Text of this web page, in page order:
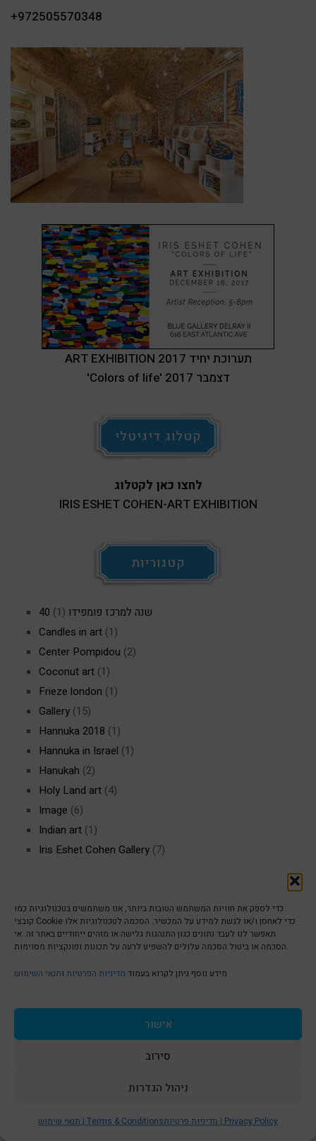
כדי לספק את חוויות המשתמש הטובות ביותר, אנו משתמשים בטכנולוגיות כמו
קובצי Cookie כדי לאחסן ו/או לגשת למידע על המכשיר. הסכמה לטכנולוגיות אלו
תאפשר לנו לעבד נתונים כגון התנהגות גלישה או מזהים ייחודיים באתר זה. אי
הסכמה או ביטול הסכמה עלולים להשפיע לרעה על תכונות ופונקציות מסוימות.
מידע נוסף ניתן לקרוא בעמוד מדיניות הפרטיות ותנאי השימוש
אישור
סירוב
ניהול הגדרות
תנאי שימוש | Terms & Conditions מדיניות פרטיות | Privacy Policy
+972505570348
ART EXHIBITION 2017 תערוכת יחיד
'Colors of life' דצמבר 2017
קטלוג דיגיטלי
לחצו כאן לקטלוג
IRIS ESHET COHEN-ART EXHIBITION
קטגוריות
40 שנה למרכז פומפידו (1)
Candles in art (1)
Center Pompidou (2)
Coconut art (1)
Frieze london (1)
Gallery (15)
Hannuka 2018 (1)
Hannuka in Israel (1)
Hanukah (2)
Holy Land art (4)
Image (6)
Indian art (1)
Iris Eshet Cohen Gallery (7)
jaffa art(6)
Jaffa Gallery(6)
Jaffa history(3)
Keith Haring (1)
Organic art(1)
Uncategorized(8)